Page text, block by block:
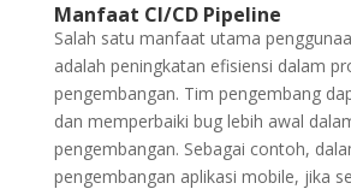
Manfaat CI/CD Pipeline
Salah satu manfaat utama
adalah peningkatan efisiensi dalam
pengembangan. Tim pengembang
dan memperbaiki bug lebih awal
pengembangan. Sebagai contoh,
pengembangan aplikasi mobile, jika